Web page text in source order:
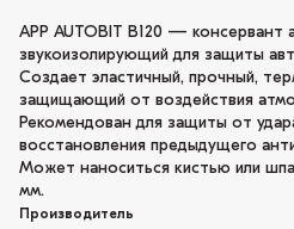
АРР AUTOBIT B120 — консервант
звукоизолирующий для защиты
Создает эластичный, прочный,
защищающий от воздействия
Рекомендован для защиты от
восстановления предыдущего
Может наноситься кистью или
мм.
Производитель